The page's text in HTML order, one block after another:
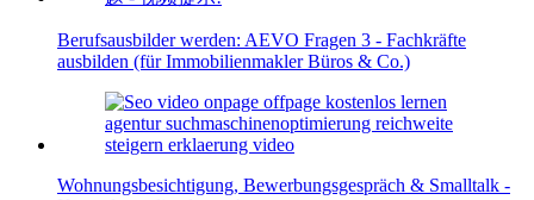
Berufsausbilder werden: AEVO Fragen 3 - Fachkräfte
ausbilden (für Immobilienmakler Büros & Co.)
Wohnungsbesichtigung, Bewerbungsgespräch & Smalltalk -